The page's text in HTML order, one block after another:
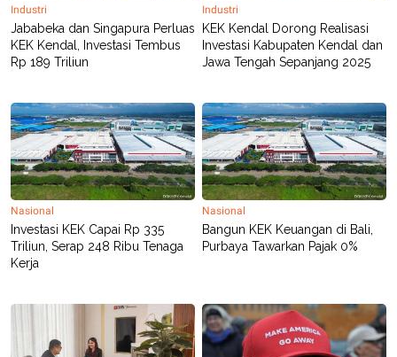
Industri
Jababeka dan Singapura Perluas
KEK Kendal, Investasi Tembus
Rp 189 Triliun
Industri
KEK Kendal Dorong Realisasi
Investasi Kabupaten Kendal dan
Jawa Tengah Sepanjang 2025
Nasional
Investasi KEK Capai Rp 335
Triliun, Serap 248 Ribu Tenaga
Kerja
Nasional
Bangun KEK Keuangan di Bali,
Purbaya Tawarkan Pajak 0%